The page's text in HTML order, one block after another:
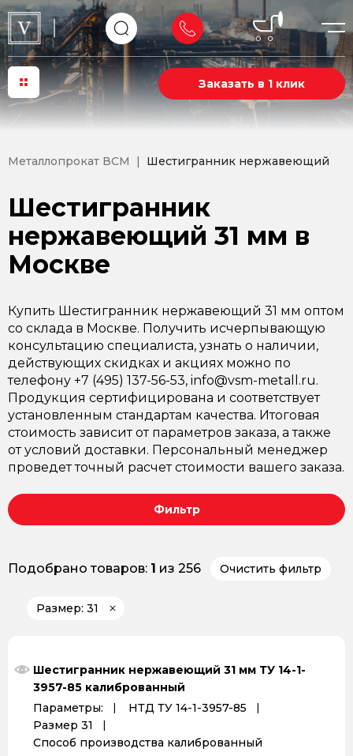
Заказать в 1 клик
Металлопрокат ВСМ Шестигранник нержавеющий
Шестигранник
нержавеющий 31 мм в
Москве
Купить Шестигранник нержавеющий 31 мм оптом
со склада в Москве. Получить исчерпывающую
консультацию специалиста, узнать о наличии,
действующих скидках и акциях можно по
телефону +7 (495) 137-56-53, info@vsm-metall.ru.
Продукция сертифицирована и соответствует
установленным стандартам качества. Итоговая
стоимость зависит от параметров заказа, а также
от условий доставки. Персональный менеджер
проведет точный расчет стоимости вашего заказа.
Фильтр
Подобрано товаров: 1 из 256 Очистить фильтр
Размер: 31
Шестигранник нержавеющий 31 мм ТУ 14-1-
3957-85 калиброванный
Параметры:
НТД ТУ 14-1-3957-85
Размер 31
Способ производства калиброванный